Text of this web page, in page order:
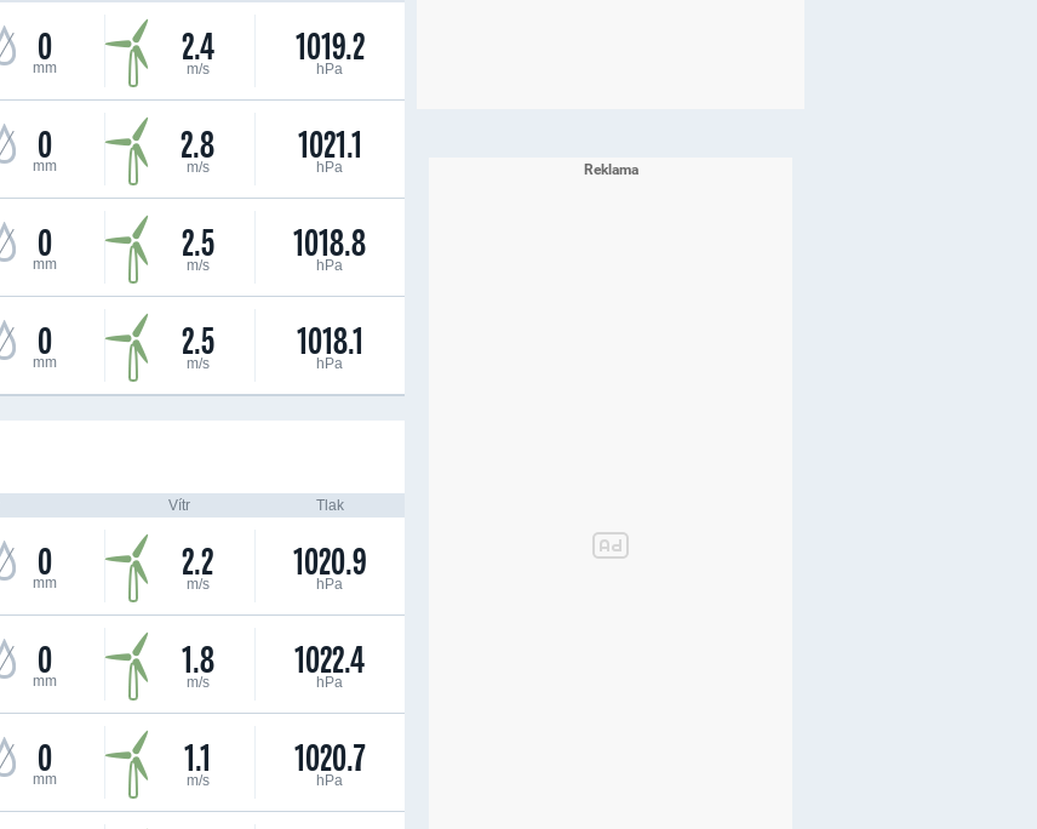
0
mm 2.4
m/s 1019.2
hPa
0
mm 2.8
m/s 1021.1
hPa
0
mm 2.5
m/s 1018.8
hPa
0
mm 2.5
m/s 1018.1
hPa
Vítr Tlak
0
mm 2.2
m/s 1020.9
hPa
0
mm 1.8
m/s 1022.4
hPa
0
mm 1.1
m/s 1020.7
hPa